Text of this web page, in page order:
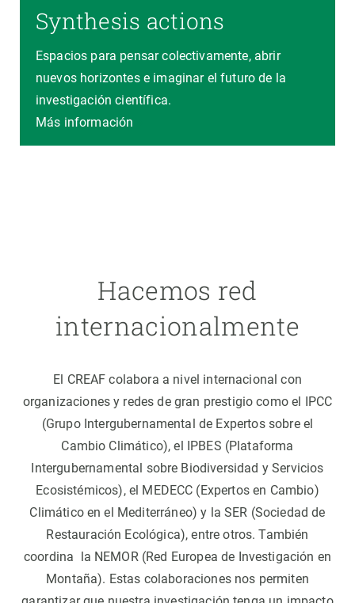
Synthesis actions
Espacios para pensar colectivamente, abrir
nuevos horizontes e imaginar el futuro de la
investigación científica.
Más información
Hacemos red
internacionalmente
El CREAF colabora a nivel internacional con
organizaciones y redes de gran prestigio como el IPCC
(Grupo Intergubernamental de Expertos sobre el
Cambio Climático), el IPBES (Plataforma
Intergubernamental sobre Biodiversidad y Servicios
Ecosistémicos), el MEDECC (Expertos en Cambio)
Climático en el Mediterráneo) y la SER (Sociedad de
Restauración Ecológica), entre otros. También
coordina la NEMOR (Red Europea de Investigación en
Montaña). Estas colaboraciones nos permiten